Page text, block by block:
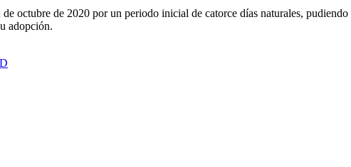
octubre de 2020 por un periodo inicial de catorce días naturales,
adopción.